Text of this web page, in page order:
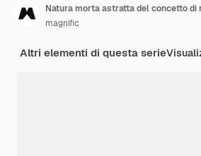
Natura morta astratta del concetto di
magnific
Altri elementi di questa serie